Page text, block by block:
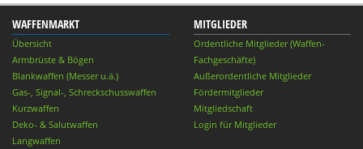
WAFFENMARKT
Übersicht
Armbrüste & Bögen
Blankwaffen (Messer u.ä.)
Gas-, Signal-, Schreckschusswaffen
Kurzwaffen
Deko- & Salutwaffen
Langwaffen
MITGLIEDER
Ordentliche Mitglieder (Waffen-
Fachgeschäfte)
Außerordentliche Mitglieder
Fördermitglieder
Mitgliedschaft
Login für Mitglieder